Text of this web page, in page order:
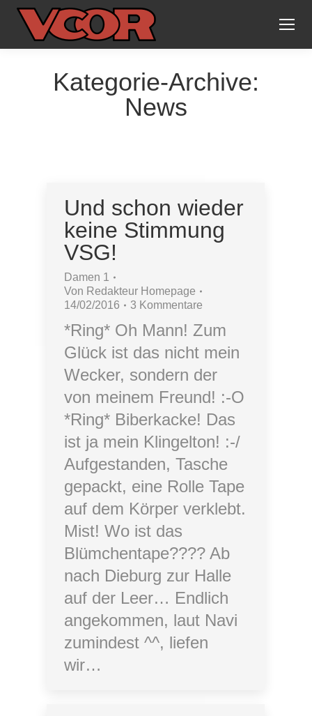
Kategorie-Archive:
News
Und schon wieder
keine Stimmung
VSG!
Damen 1
Von Redakteur Homepage
14/02/2016
3 Kommentare
*Ring* Oh Mann! Zum
Glück ist das nicht mein
Wecker, sondern der
von meinem Freund! :-O
*Ring* Biberkacke! Das
ist ja mein Klingelton! :-/
Aufgestanden, Tasche
gepackt, eine Rolle Tape
auf dem Körper verklebt.
Mist! Wo ist das
Blümchentape???? Ab
nach Dieburg zur Halle
auf der Leer… Endlich
angekommen, laut Navi
zumindest ^^, liefen
wir…